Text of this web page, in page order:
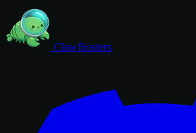
ClawHosters